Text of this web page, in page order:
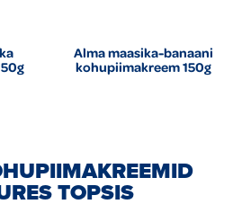
Alma maasika-banaani
kohupiimakreem 150g
TOPSIS